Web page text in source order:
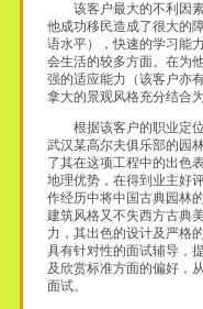
该客户最大的不利因素
他成功移民造成了很大的
语水平），快速的学习能
会生活的较多方面。在为
强的适应能力（该客户亦
拿大的景观风格充分结合
根据该客户的职业定位
武汉某高尔夫俱乐部的园
了其在这项工程中的出色
地理优势，在得到业主好
作经历中将中国古典园林
建筑风格又不失西方古典
力，其出色的设计及严格
具有针对性的面试辅导，
及欣赏标准方面的偏好，
面试。